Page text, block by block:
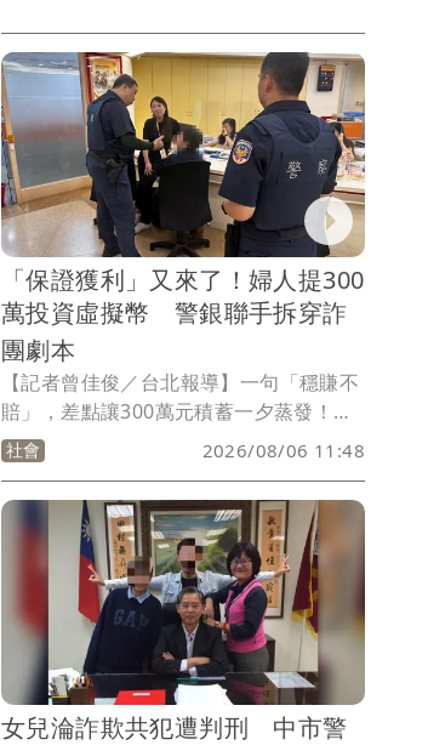
嫌陳昱瑄等4人已裁定羈押禁見，在逃中
的李易儒則被發布通緝。事實上，當年時
任衛福部長陳時中就頻勸慈濟別受騙，結
果狂被國民黨開砲是在擋疫苗，如今網友
也翻出舊文，朝聖這篇大型翻車現場。
「保證獲利」又來了！婦人提300
萬投資虛擬幣 警銀聯手拆穿詐
團劇本
【記者曾佳俊／台北報導】一句「穩賺不
賠」，差點讓300萬元積蓄一夕蒸發！台
北市北投區一名56歲婦人誤信網路認識的
友人介紹虛擬貨幣投資，深信高獲利誘
惑，日前帶著300萬元到銀行準備匯款。
所幸行員察覺異狀立即通報警方，員警到
場檢視對話紀錄後，當場識破這是典型的
「假投資」詐騙手法，成功攔阻鉅額匯
款，讓婦人當場夢醒，保住畢生積蓄。
社會 2026/08/06 11:48
女兒淪詐欺共犯遭判刑 中市警